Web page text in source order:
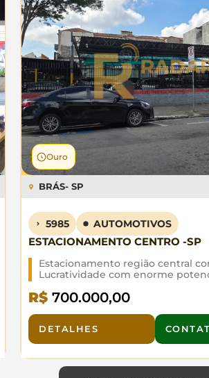
Ouro
BRÁS- SP
5985 AUTOMOTIVOS
ESTACIONAMENTO CENTRO -SP
Estacionamento região central
Lucratividade com enorme
R$ 700.000,00
DETALHES